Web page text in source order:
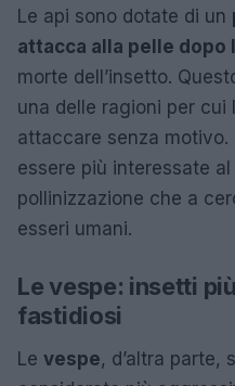
Le api sono dotate di un
attacca alla pelle dopo
morte dell’insetto.
una delle ragioni per cui
attaccare senza motivo.
essere più interessate
pollinizzazione che a
esseri umani.
Le vespe: insetti
fastidiosi
Le vespe, d’altra parte,